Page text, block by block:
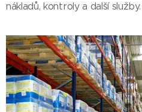
nákladů, kontroly a další služby.